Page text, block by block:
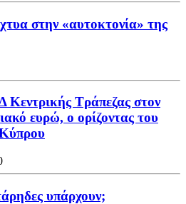
στην «αυτοκτονία» της
Κεντρικής Τράπεζας στον
ευρώ, ο ορίζοντας του
υπάρχουν;